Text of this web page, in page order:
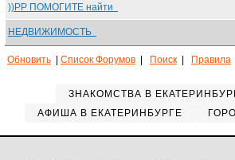
))РР ПОМОГИТЕ найти
НЕДВИЖИМОСТЬ
Обновить Список Форумов Поиск Правила
ЗНАКОМСТВА В
АФИША В ЕКАТЕРИНБУРГЕ